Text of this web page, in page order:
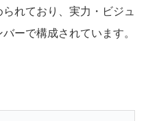
れており、実力・ビジュ
ーで構成されています。